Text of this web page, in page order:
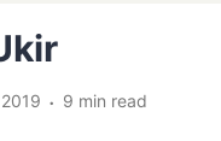
. 9 min read